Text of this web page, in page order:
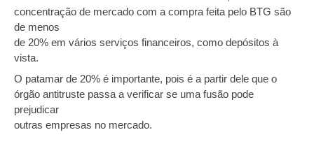
concentração de mercado com a compra feita pelo BTG são
de menos
de 20% em vários serviços financeiros, como depósitos à
vista.
O patamar de 20% é importante, pois é a partir dele que o
órgão antitruste passa a verificar se uma fusão pode
prejudicar
outras empresas no mercado.